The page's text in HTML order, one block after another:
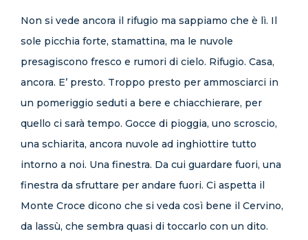
Non si vede ancora il rifugio ma sappiamo che è lì. Il
sole picchia forte, stamattina, ma le nuvole
presagiscono fresco e rumori di cielo. Rifugio. Casa,
ancora. E’ presto. Troppo presto per ammosciarci in
un pomeriggio seduti a bere e chiacchierare, per
quello ci sarà tempo. Gocce di pioggia, uno scroscio,
una schiarita, ancora nuvole ad inghiottire tutto
intorno a noi. Una finestra. Da cui guardare fuori, una
finestra da sfruttare per andare fuori. Ci aspetta il
Monte Croce dicono che si veda così bene il Cervino,
da lassù, che sembra quasi di toccarlo con un dito.